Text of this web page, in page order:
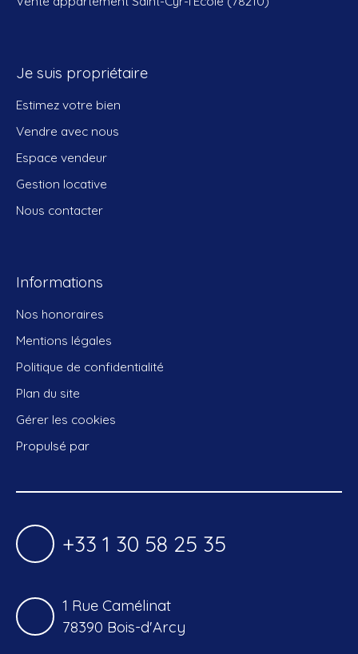
Je suis propriétaire
Estimez votre bien
Vendre avec nous
Espace vendeur
Gestion locative
Nous contacter
Informations
Nos honoraires
Mentions légales
Politique de confidentialité
Plan du site
Gérer les cookies
Propulsé par
+33 1 30 58 25 35
1 Rue Camélinat
78390 Bois-d'Arcy